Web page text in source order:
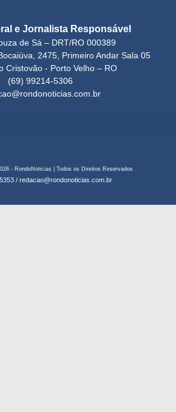
e Jornalista Responsável
de Sá – DRT/RO 000389
2475, Primeiro Andar Sala 05
Cristovão - Porto Velho – RO
(69) 99214-5306
- RondoNoticias | Todos os Direitos Reservados
/ redacao@rondonoticias.com.br